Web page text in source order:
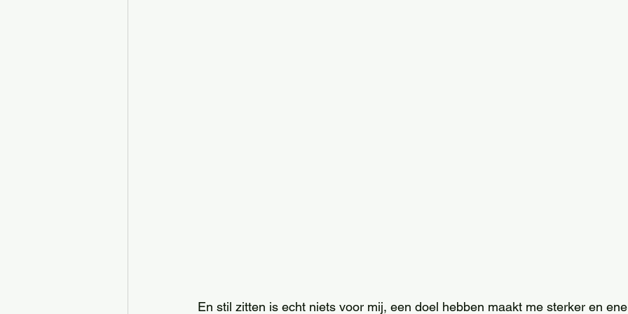
En stil zitten is echt niets voor mij, een doel hebben maakt me sterker en